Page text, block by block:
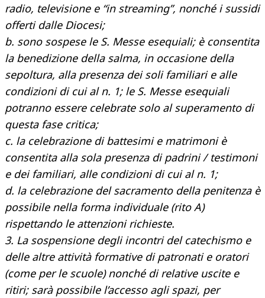
radio, televisione e “in streaming”, nonché i sussidi
offerti dalle Diocesi;
b. sono sospese le S. Messe esequiali; è consentita
la benedizione della salma, in occasione della
sepoltura, alla presenza dei soli familiari e alle
condizioni di cui al n. 1; le S. Messe esequiali
potranno essere celebrate solo al superamento di
questa fase critica;
c. la celebrazione di battesimi e matrimoni è
consentita alla sola presenza di padrini / testimoni
e dei familiari, alle condizioni di cui al n. 1;
d. la celebrazione del sacramento della penitenza è
possibile nella forma individuale (rito A)
rispettando le attenzioni richieste.
3. La sospensione degli incontri del catechismo e
delle altre attività formative di patronati e oratori
(come per le scuole) nonché di relative uscite e
ritiri; sarà possibile l’accesso agli spazi, per